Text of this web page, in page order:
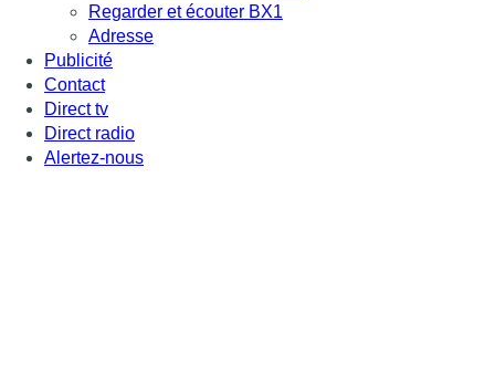
Regarder et écouter BX1
Adresse
Publicité
Contact
Direct tv
Direct radio
Alertez-nous